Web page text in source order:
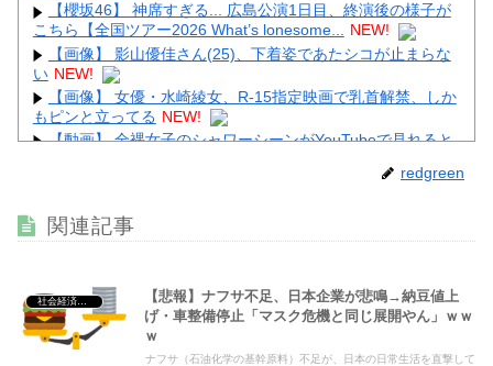
【櫻坂46】 神席すぎる... 広島公演1日目、終演後の様子が
こちら【全国ツアー2026 What’s lonesome... NEW!
【画像】 影山優佳さん(25)、下着姿であたシコが止まらな
い NEW!
【画像】 女優・水崎綾女、R-15指定映画で乳首解禁、しか
もピンと立ってる NEW!
【動画】 全裸女子のシャワーシーンがYouTubeで見れると
NEW!
エ□すぎるｗｗｗｗｗｗ
Powered by livedoor 相互RSS
redgreen
関連記事
社会経済・政治
【悲報】ナフサ不足、日本企業が悲鳴→納豆値上
げ・車整備停止「マスク危機と同じ展開やん」ｗｗ
ｗ
ナフサ（石油化学の基幹原料）不足が、日本の日常生活を直撃して